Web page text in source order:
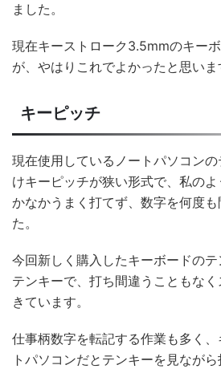
ました。
現在キーストローク3.5mmのキー
が、やはりこれでよかったと思いま
キーピッチ
現在使用しているノートパソコン
けキーピッチが狭い形式で、私の
かなかうまく打てず、数字を何度
た。
今回新しく購入したキーボードの
テンキーで、打ち間違うこともな
きています。
仕事柄数字を転記する作業も多く
トパソコンだとテンキーを見なが